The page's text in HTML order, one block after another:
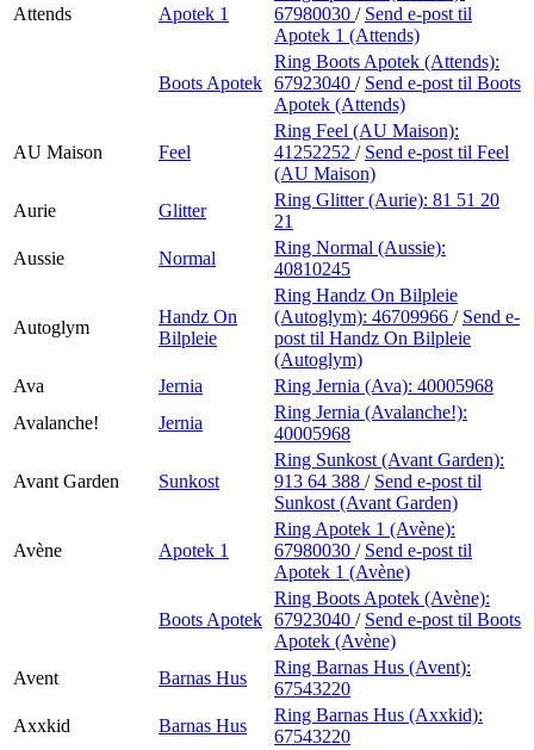
Attends Apotek 1
67980030 / Send e-post til
Apotek 1 (Attends)
Boots Apotek
Ring Boots Apotek (Attends):
67923040 / Send e-post til Boots
Apotek (Attends)
AU Maison Feel
Ring Feel (AU Maison):
41252252 / Send e-post til Feel
(AU Maison)
Aurie
Glitter
Ring Glitter (Aurie): 81 51 20
21
Aussie
Normal
Ring Normal (Aussie):
40810245
Autoglym
Handz On
Bilpleie
Ring Handz On Bilpleie
(Autoglym): 46709966 / Send e-
post til Handz On Bilpleie
(Autoglym)
Ava
Jernia Ring Jernia (Ava): 40005968
Avalanche!
Jernia
Ring Jernia (Avalanche!):
40005968
Avant Garden Sunkost
Ring Sunkost (Avant Garden):
913 64 388 / Send e-post til
Sunkost (Avant Garden)
Avène Apotek 1
Ring Apotek 1 (Avène):
67980030 / Send e-post til
Apotek 1 (Avène)
Boots Apotek
Ring Boots Apotek (Avène):
67923040 / Send e-post til Boots
Apotek (Avène)
Avent
Barnas Hus
Ring Barnas Hus (Avent):
67543220
Axxkid
Barnas Hus
Ring Barnas Hus (Axxkid):
67543220